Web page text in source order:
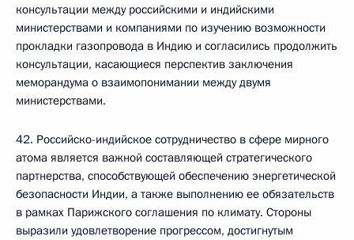
консультации между российскими и индийскими
министерствами и компаниями по изучению возможности
прокладки газопровода в Индию и согласились продолжить
консультации, касающиеся перспектив заключения
меморандума о взаимопонимании между двумя
министерствами.
42. Российско-индийское сотрудничество в сфере мирного
атома является важной составляющей стратегического
партнерства, способствующей обеспечению энергетической
безопасности Индии, а также выполнению ее обязательств
в рамках Парижского соглашения по климату. Стороны
выразили удовлетворение прогрессом, достигнутым